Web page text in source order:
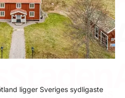
ligger Sveriges sydligaste